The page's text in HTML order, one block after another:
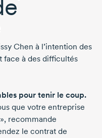
Chen à l’intention des
face à des difficultés
pour tenir le coup.
que votre entreprise
recommande
le contrat de